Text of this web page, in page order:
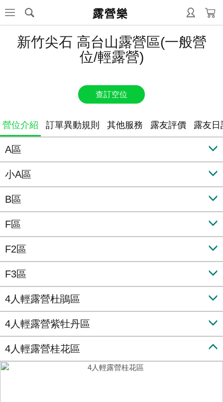
露營樂
新竹尖石 高台山露營區(一般營
位/輕露營)
查訂空位
營位介紹 訂單異動規則 其他服務 露友評價 露友日
A區
小A區
B區
F區
F2區
F3區
4人輕露營杜鵑區
4人輕露營紫牡丹區
4人輕露營桂花區